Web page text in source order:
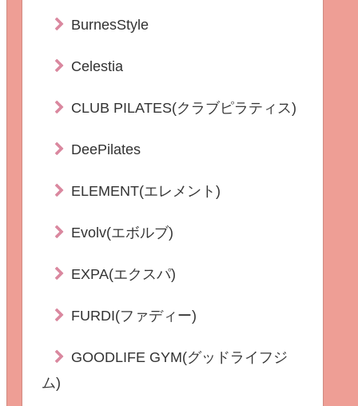
BurnesStyle
Celestia
CLUB PILATES(クラブピラティス)
DeePilates
ELEMENT(エレメント)
Evolv(エボルブ)
EXPA(エクスパ)
FURDI(ファディー)
GOODLIFE GYM(グッドライフジ
ム)